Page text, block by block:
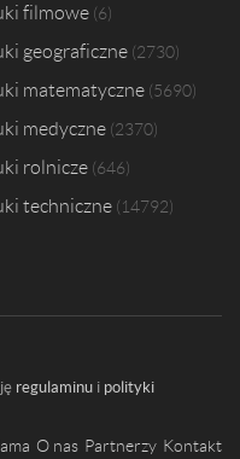
filmowe 6
geograficzne 2730
matematyczne 5690
medyczne 2370
rolnicze 646
techniczne 14792
regulaminu i polityki
O nas Partnerzy Kontakt